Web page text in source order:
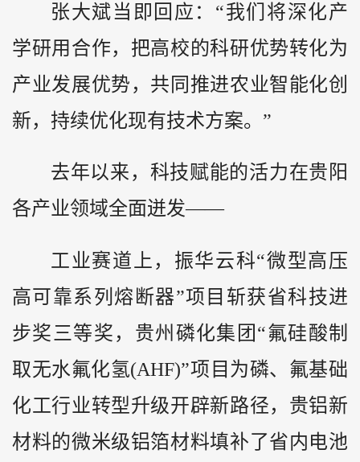
张大斌当即回应：“我们将深化产
学研用合作，把高校的科研优势转化为
产业发展优势，共同推进农业智能化创
新，持续优化现有技术方案。”
去年以来，科技赋能的活力在贵阳
各产业领域全面迸发——
工业赛道上，振华云科“微型高压
高可靠系列熔断器”项目斩获省科技进
步奖三等奖，贵州磷化集团“氟硅酸制
取无水氟化氢(AHF)”项目为磷、氟基础
化工行业转型升级开辟新路径，贵铝新
材料的微米级铝箔材料填补了省内电池